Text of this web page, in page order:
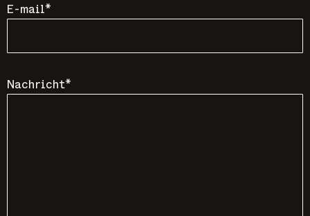
E-mail*
Nachricht*